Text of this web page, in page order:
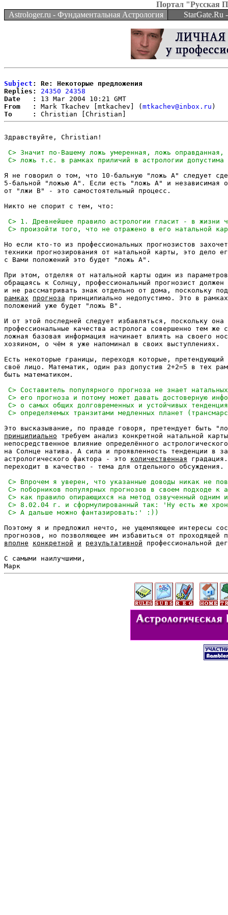
Портал "Русская
Astrologer.ru - Фундаментальная Астрология
StarGate.Ru
Subject : Re: Некоторые предложения
Replies:
24350
24358
Date   :
From   :
Mark Tkachev [mtkachev] (mtkachev@inbox.ru
To     :
Здравствуйте, Christian!
Я не говорил о том, что 10-бальную "ложь А" следует
5-бальной "ложью А". Если есть "ложь А" и независимая
от "лжи В" - это самостоятельный процесс.
Никто не спорит с тем, что:
Но если кто-то из профессиональных прогнозистов
техники прогнозирования от натальной карты, это дело
с Вами положений это будет "ложь А".
При этом, отделяя от натальной карты один из
обращаясь к Солнцу, профессиональный прогнозист должен
и не рассматривать знак отдельно от дома, поскольку
рамках
прогноза принципиально недопустимо. Это в
положений уже будет "ложь В".
И от этой последней следует избавляться, поскольку она
профессиональные качества астролога совершенно тем же
ложная базовая информация начинает влиять на своего
хозяином, о чём я уже напоминал в своих выступлениях.
Есть некоторые границы, переходя которые, претендующий
своё лицо. Математик, один раз допустив 2+2=5 в тех
быть математиком.
принципиально требуем анализ конкретной натальной
непосредственное влияние определённого
на Солнце натива. А сила и проявленность тенденции в
астрологического фактора - это количественная
переходит в качество - тема для отдельного обсуждения.
Поэтому я и предложил нечто, не ущемляющее интересы
вполне
конкретной и результативной профессиональной
С самыми наилучшими,